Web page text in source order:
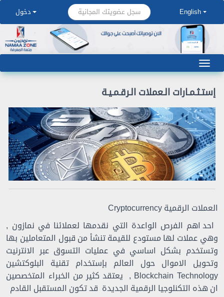
English سجل عضويتك المجانية دخول
إستـثـمـارات الـعملات الـرقـمـيـة
العملات الرقمية Cryptocurrency
احد اهم الفرص الواعدة التي نقدمها لعملائنا في نمازون ,
وهي عملات لها مستودع للقيمة تنشأ من قبول المتعاملين بها
وتستخدم بشكل اساسي في عمليات التسوق عبر الانترنيت
وتحويل الاموال حول العالم بإستخدام تقنية البلوكتشين
Blockchain Technology , يعتقد كثير من الخبراء المتخصصين
ان هذه التكنلوجيا الرقمية الجديدة قد تكون المستقبل القادم